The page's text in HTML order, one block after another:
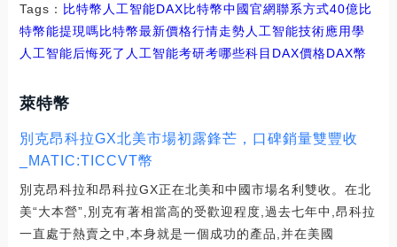
Tags： 比特幣 人工智能DAX比特幣中國官網聯系方式40億比
特幣能提現嗎比特幣最新價格行情走勢人工智能技術應用學
人工智能后悔死了 人工智能考研考哪些科目DAX價格DAX幣
萊特幣
別克昂科拉GX北美市場初露鋒芒，口碑銷量雙豐收
_MATIC:TICCVT幣
別克昂科拉和昂科拉GX正在北美和中國市場名利雙收。在北
美“大本營”,別克有著相當高的受歡迎程度,過去七年中,昂科拉
一直處于熱賣之中,本身就是一個成功的產品,并在美國